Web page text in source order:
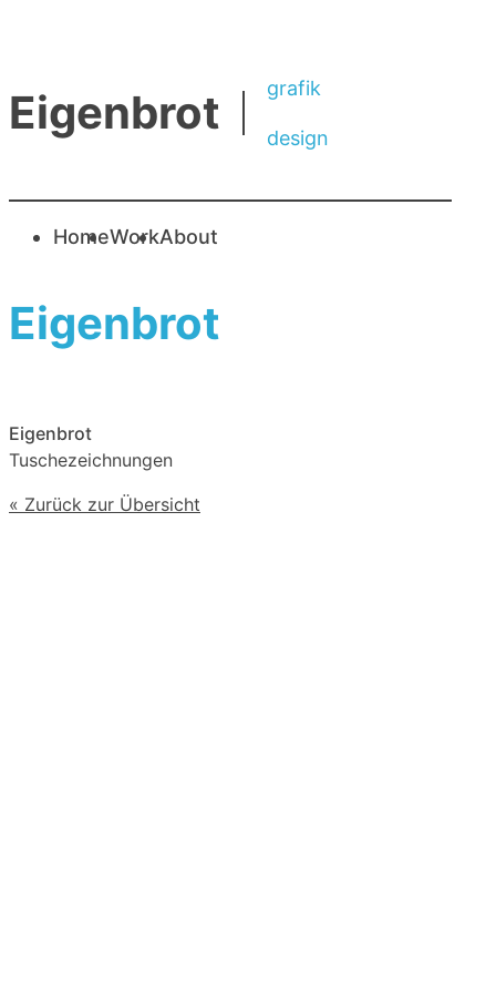
Eigenbrot grafik
design
HomeWorkAbout
Eigenbrot
Eigenbrot
Tuschezeichnungen
« Zurück zur Übersicht